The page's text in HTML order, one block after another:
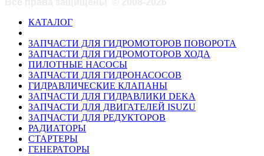
КАТАЛОГ
ЗАПЧАСТИ ДЛЯ ГИДРОМОТОРОВ ПОВОРОТА
ЗАПЧАСТИ ДЛЯ ГИДРОМОТОРОВ ХОДА
ПИЛОТНЫЕ НАСОСЫ
ЗАПЧАСТИ ДЛЯ ГИДРОНАСОСОВ
ГИДРАВЛИЧЕСКИЕ КЛАПАНЫ
ЗАПЧАСТИ ДЛЯ ГИДРАВЛИКИ DEKA
ЗАПЧАСТИ ДЛЯ ДВИГАТЕЛЕЙ ISUZU
ЗАПЧАСТИ ДЛЯ РЕДУКТОРОВ
РАДИАТОРЫ
СТАРТЕРЫ
ГЕНЕРАТОРЫ